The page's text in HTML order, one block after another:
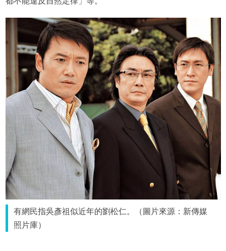
有網民指吳彥祖似近年的劉松仁。（圖片來源：新傳媒
照片庫）